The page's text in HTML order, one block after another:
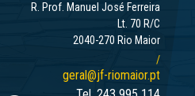
R. Prof. Manuel José Ferreira
Lt. 70 R/C
2040-270 Rio Maior
/
geral@jf-riomaior.pt